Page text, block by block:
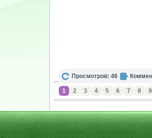
Просмотров: 46
1 2 3 4 5 6 7 8 9